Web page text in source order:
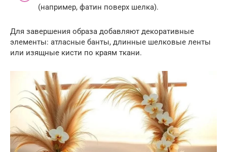
(например, фатин поверх шелка).
Для завершения образа добавляют декоративные
элементы: атласные банты, длинные шелковые ленты
или изящные кисти по краям ткани.